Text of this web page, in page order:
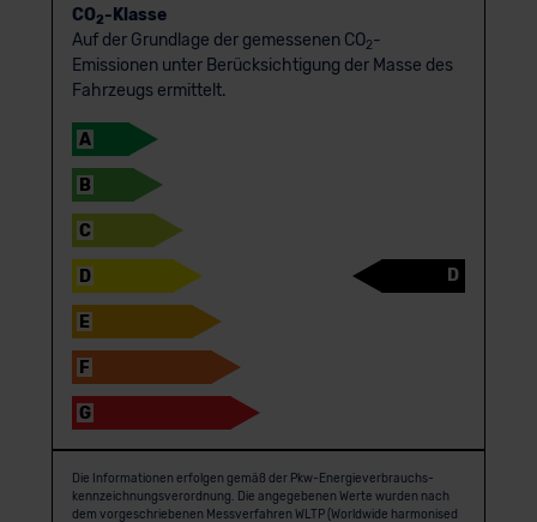
CO2-Klasse
Auf der Grundlage der gemessenen CO2-
Emissionen unter Berücksichtigung der Masse des
Fahrzeugs ermittelt.
A
B
C
D
E
F
G
D
Die Informationen erfolgen gemäß der Pkw-Energie­verbrauchs­
kennzeichnungs­verordnung. Die angegebenen Werte wurden nach
dem vorgeschriebenen Messverfahren WLTP (Worldwide harmonised